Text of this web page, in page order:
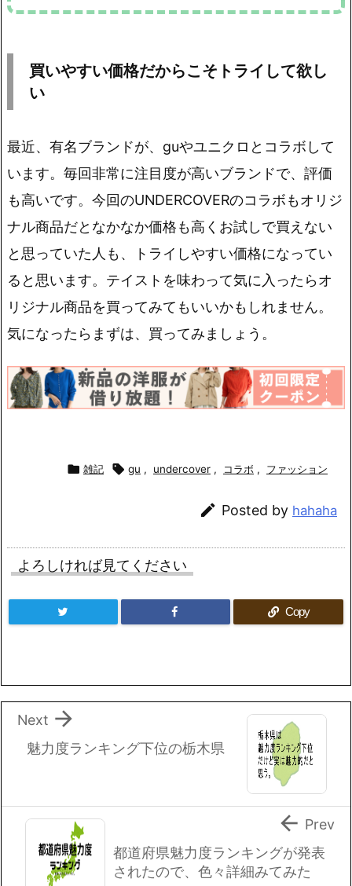
買いやすい価格だからこそトライして欲し
い
最近、有名ブランドが、guやユニクロとコラボして
います。毎回非常に注目度が高いブランドで、評価
も高いです。 今回のUNDERCOVERのコラボもオリジ
ナル商品だとなかなか価格も高くお試しで買えない
と思っていた人も、トライしやすい価格になってい
ると思います。テイストを味わって気に入ったらオ
リジナル商品を買ってみてもいいかもしれません。
気になったらまずは、買ってみましょう。
 雑記  gu , undercover , コラボ , ファッション
 Posted by hahaha
よろしければ見てください
Copy
魅力度ランキング下位の栃木県

Next
都道府県魅力度ランキングが発表
されたので、色々詳細みてみた
 Prev